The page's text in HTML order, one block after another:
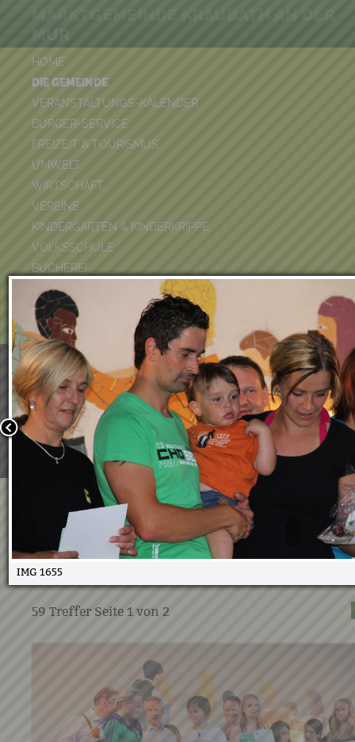
HOME
DIE GEMEINDE
VERANSTALTUNGS-KALENDER
BÜRGER-SERVICE
FREIZEIT & TOURISMUS
UMWELT
WIRTSCHAFT
VEREINE
KINDERGARTEN & KINDERKRIPPE
VOLKSSCHULE
BÜCHEREI
FEUERWEHR
DUATHLON 2026
POOLKALENDER
MUR
Wir verwenden Cookies, um unsere Webseite für Sie
benutzerfreundlich zu gestalten. Wenn Sie fortfahren,
an, dass Sie mit der Verwendung von Cookies auf
einverstanden sind.
Weitere Informationen:
Datenschutzerklärung/Cookie-
Bestätigen
Duathlon 2010 Siegerehrung
10.08.2010
59 Treffer Seite 1 von 2
IMG 1655